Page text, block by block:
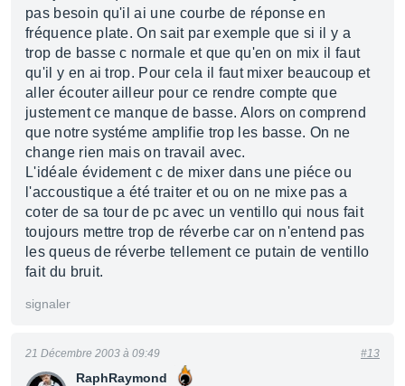
pas besoin qu'il ai une courbe de réponse en
fréquence plate. On sait par exemple que si il y a
trop de basse c normale et que qu'en on mix il faut
qu'il y en ai trop. Pour cela il faut mixer beaucoup et
aller écouter ailleur pour ce rendre compte que
justement ce manque de basse. Alors on comprend
que notre systéme amplifie trop les basse. On ne
change rien mais on travail avec.
L'idéale évidement c de mixer dans une piéce ou
l'accoustique a été traiter et ou on ne mixe pas a
coter de sa tour de pc avec un ventillo qui nous fait
toujours mettre trop de réverbe car on n'entend pas
les queus de réverbe tellement ce putain de ventillo
fait du bruit.
signaler
RaphRaymond
21 Décembre 2003 à 09:49 #13